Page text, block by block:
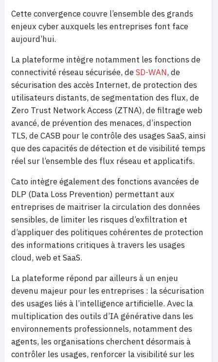
Cette convergence couvre l’ensemble des grands
enjeux cyber auxquels les entreprises font face
aujourd’hui.
La plateforme intègre notamment les fonctions de
connectivité réseau sécurisée, deSD-WAN, de
sécurisation des accès Internet, de protection des
utilisateurs distants, de segmentation des flux, de
Zero Trust Network Access (ZTNA), de filtrage web
avancé, de prévention des menaces, d’inspection
TLS, de CASB pour le contrôle des usages SaaS, ainsi
que des capacités de détection et de visibilité temps
réel sur l’ensemble des flux réseau et applicatifs.
Cato intègre également des fonctions avancées de
DLP (Data Loss Prevention) permettant aux
entreprises de maitriser la circulation des données
sensibles, de limiter les risques d’exfiltration et
d’appliquer des politiques cohérentes de protection
des informations critiques à travers les usages
cloud, web et SaaS.
La plateforme répond par ailleurs à un enjeu
devenu majeur pour les entreprises : la sécurisation
des usages liés à l’intelligence artificielle. Avec la
multiplication des outils d’IA générative dans les
environnements professionnels, notamment des
agents, les organisations cherchent désormais à
contrôler les usages, renforcer la visibilité sur les